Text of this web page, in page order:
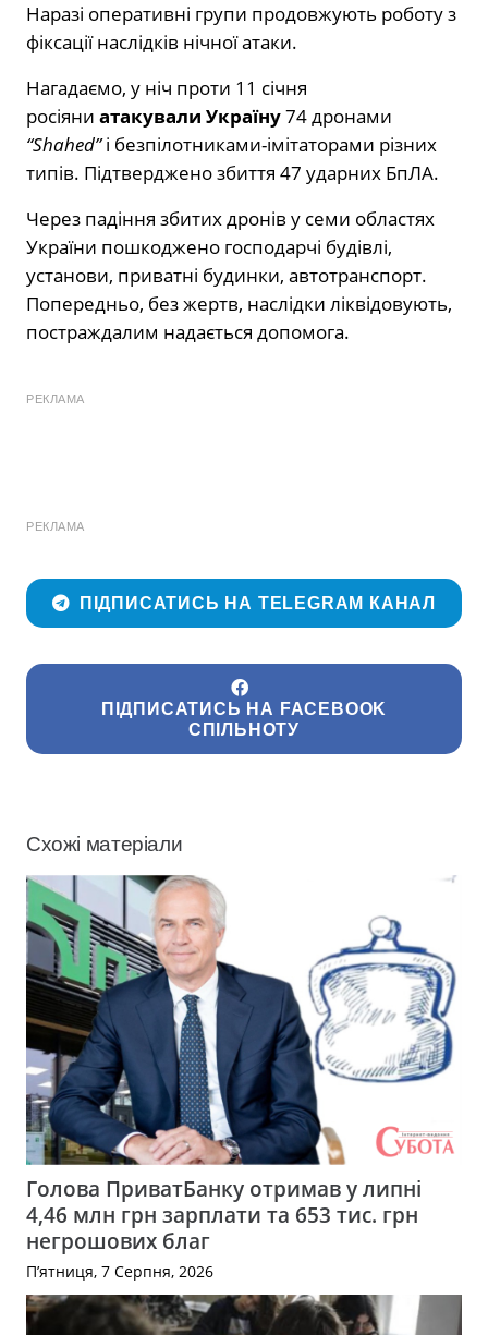
Наразі оперативні групи продовжують роботу з
фіксації наслідків нічної атаки.
Нагадаємо, у ніч проти 11 січня
росіяни атакували Україну74 дронами
“Shahed”і безпілотниками-імітаторами різних
типів. Підтверджено збиття 47 ударних БпЛА.
Через падіння збитих дронів у семи областях
України пошкоджено господарчі будівлі,
установи, приватні будинки, автотранспорт.
Попередньо, без жертв, наслідки ліквідовують,
постраждалим надається допомога.
РЕКЛАМА
РЕКЛАМА
ПІДПИСАТИСЬ НА TELEGRAM КАНАЛ
ПІДПИСАТИСЬ НА FACEBOOK
СПІЛЬНОТУ
Схожі матеріали
Голова ПриватБанку отримав у липні
4,46 млн грн зарплати та 653 тис. грн
негрошових благ
П’ятниця, 7 Серпня, 2026